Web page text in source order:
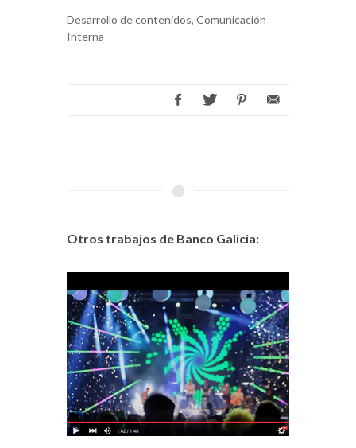
Desarrollo de contenidos, Comunicación
Interna
Otros trabajos de Banco Galicia: